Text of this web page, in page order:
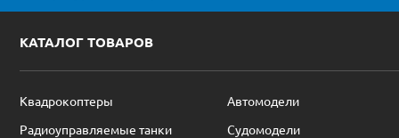
КАТАЛОГ ТОВАРОВ
Квадрокоптеры
Автомодели
Радиоуправляемые танки
Судомодели